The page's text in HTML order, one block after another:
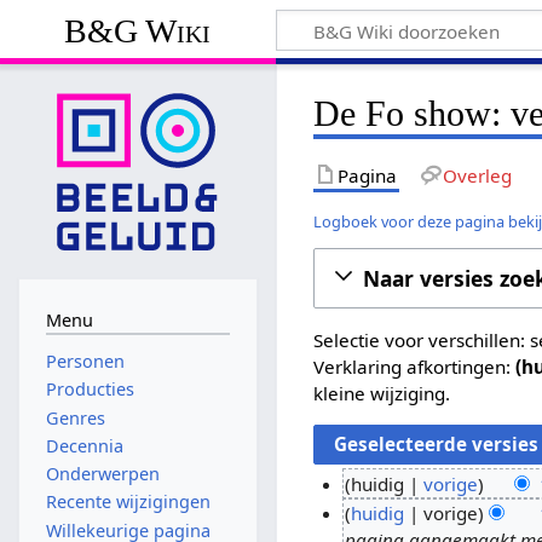
B&G Wiki
De Fo show:
Pagina Overleg
Logboek voor deze pagina
Naar versies
Selectie voor verschillen:
Verklaring afkortingen:
kleine wijziging.
1
huidig vorige
G
e
huidig vorige
Menu
Personen
Producties
Genres
Decennia
Onderwerpen
Recente wijzigingen
Willekeurige pagina